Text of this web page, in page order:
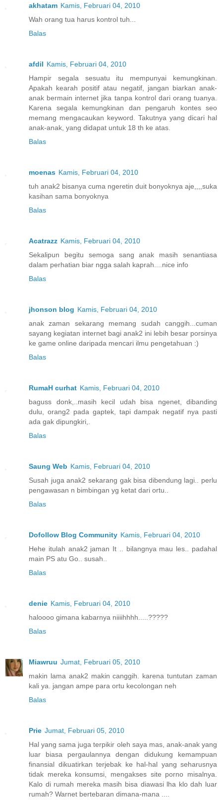
akhatam Kamis, Februari 04, 2010
Wah orang tua harus kontrol tuh...
Balas
afdil Kamis, Februari 04, 2010
Hampir segala sesuatu itu mempunyai kemungkinan.
Apakah kearah positif atau negatif, jangan biarkan anak-
anak bermain internet jika tanpa kontrol dari orang tuanya.
Karena segala kemungkinan dan pengaruh kontes seo
memang mengacaukan keyword. Takutnya yang dicari hal
anak-anak, yang didapat untuk 18 th ke atas.
Balas
moenas Kamis, Februari 04, 2010
tuh anak2 bisanya cuma ngeretin duit bonyoknya aje,,,,suka
kasihan sama bonyoknya
Balas
Acatrazz Kamis, Februari 04, 2010
Sekalipun begitu semoga sang anak masih senantiasa
dalam perhatian biar ngga salah kaprah....nice info
Balas
jhonson blog Kamis, Februari 04, 2010
anak zaman sekarang memang sudah canggih...cuman
sayang kegiatan internet bagi anak2 ini lebih besar porsinya
ke game online daripada mencari ilmu pengetahuan :)
Balas
RumaH curhat Kamis, Februari 04, 2010
baguss donk,..masih kecil udah bisa ngenet, dibanding
dulu, orang2 pada gaptek, tapi dampak negatif nya pasti
ada gak dipungkiri,.
Balas
Saung Web Kamis, Februari 04, 2010
Susah juga anak2 sekarang gak bisa dibendung lagi.. perlu
pengawasan n bimbingan yg ketat dari ortu..
Balas
Dofollow Blog Community Kamis, Februari 04, 2010
Hehe itulah anak2 jaman It .. bilangnya mau les.. padahal
main PS atu Go.. susah..
Balas
denie Kamis, Februari 04, 2010
haloooo gimana kabarnya niiiihhhh.....?????
Balas
Miawruu Jumat, Februari 05, 2010
makin lama anak2 makin canggih. karena tuntutan zaman
kali ya. jangan ampe para ortu kecolongan neh
Balas
Prie Jumat, Februari 05, 2010
Hal yang sama juga terpikir oleh saya mas, anak-anak yang
luar biasa pergaulannya dengan didukung kemampuan
finansial dikuatirkan terjebak ke hal-hal yang seharusnya
tidak mereka konsumsi, mengakses site porno misalnya.
Kalo di rumah mereka masih bisa diawasi lha klo dah luar
rumah? Warnet bertebaran dimana-mana ....